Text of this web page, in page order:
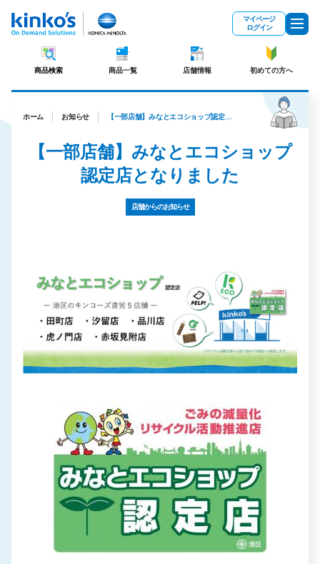
マイページ
ログイン
商品検索 商品一覧 店舗情報 初めての方へ
ホーム お知らせ 【一部店舗】みなとエコショップ認定店となりました
【一部店舗】みなとエコショップ
認定店となりました
店舗からのお知らせ